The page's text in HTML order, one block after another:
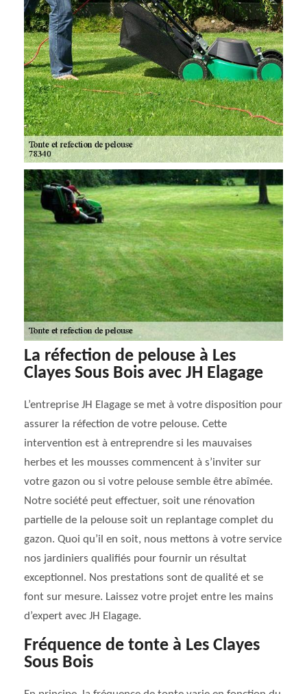
La réfection de pelouse à Les
Clayes Sous Bois avec JH Elagage
L’entreprise JH Elagage se met à votre disposition pour
assurer la réfection de votre pelouse. Cette
intervention est à entreprendre si les mauvaises
herbes et les mousses commencent à s’inviter sur
votre gazon ou si votre pelouse semble être abîmée.
Notre société peut effectuer, soit une rénovation
partielle de la pelouse soit un replantage complet du
gazon. Quoi qu’il en soit, nous mettons à votre service
nos jardiniers qualifiés pour fournir un résultat
exceptionnel. Nos prestations sont de qualité et se
font sur mesure. Laissez votre projet entre les mains
d’expert avec JH Elagage.
Fréquence de tonte à Les Clayes
Sous Bois